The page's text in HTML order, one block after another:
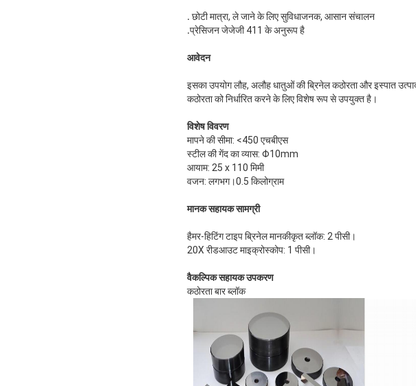
. छोटी मात्रा, ले जाने के लिए सुविधाजनक, आसान संचालन
.प्रेसिजन जेजेजी 411 के अनुरूप है
आवेदन
इसका उपयोग लौह, अलौह धातुओं की ब्रिनेल कठोरता और इस्पात
कठोरता को निर्धारित करने के लिए विशेष रूप से उपयुक्त है।
विशेष विवरण
मापने की सीमा: <450 एचबीएस
स्टील की गेंद का व्यास: Φ10mm
आयाम: 25 x 110 मिमी
वजन: लगभग।0.5 किलोग्राम
मानक सहायक सामग्री
हैमर-हिटिंग टाइप ब्रिनेल मानकीकृत ब्लॉक: 2 पीसी।
20X रीडआउट माइक्रोस्कोप: 1 पीसी।
वैकल्पिक सहायक उपकरण
कठोरता बार ब्लॉक